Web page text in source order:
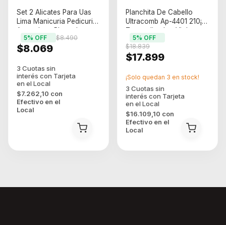
Set 2 Alicates Para Uas
Lima Manicuria Pedicuria
Acero Inox Plateado
$8.069
$8.490
5% OFF
$7.262,10 con
Efectivo en el
Local
Planchita De Cabello
Ultracomb Ap-4401 210¡c
Tourmaline Ion Violeta
$17.899
$18.839
5% OFF
$16.109,10 con
Efectivo en el
Local
¡Solo quedan 3 en stock!